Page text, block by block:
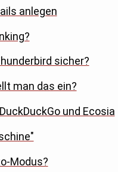
anlegen
sicher?
man das ein?
und Ecosia
Modus?